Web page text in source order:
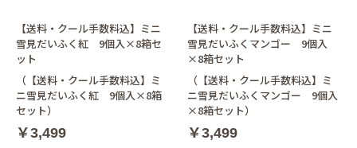
【送料・クール手数料込】ミニ
雪見だいふく紅 9個入×8箱セ
ット
（【送料・クール手数料込】ミ
ニ雪見だいふく紅 9個入×8箱
セット）
￥3,499
【送料・クール手数料込】ミニ
雪見だいふくマンゴー 9個入
×8箱セット
（【送料・クール手数料込】ミ
ニ雪見だいふくマンゴー 9個入
×8箱セット）
￥3,499